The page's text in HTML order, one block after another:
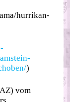
hurrikan-
)
vom